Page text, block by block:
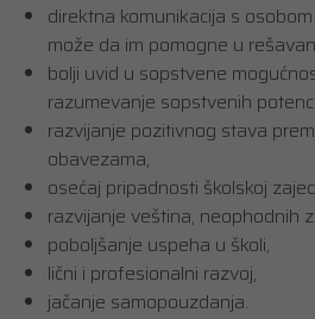
direktna komunikacija s
može da im pomogne u
bolji uvid u sopstvene
razumevanje sopstvenih
razvijanje pozitivnog stava
obavezama,
osećaj pripadnosti školskoj
razvijanje veština, neophodnih
poboljšanje uspeha u školi,
lični i profesionalni razvoj,
jačanje samopouzdanja.